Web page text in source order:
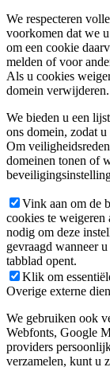
We respecteren
voorkomen dat we
om een cookie
melden of voor
Als u cookies
domein verwijderen.
We bieden u een
ons domein, zodat
Om
domeinen tonen of
Vink aan om de
cookies te weigeren
nodig om deze
gevraagd wanneer
tabblad opent.
Klik om
Overige externe
We gebruiken ook
Webfonts, Google
providers
verzamelen, kunt u